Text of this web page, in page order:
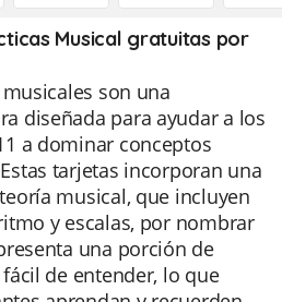
Musical gratuitas por
son una
diseñada para ayudar a los
a dominar conceptos
tarjetas incorporan una
musical, que incluyen
y escalas, por nombrar
una porción de
de entender, lo que